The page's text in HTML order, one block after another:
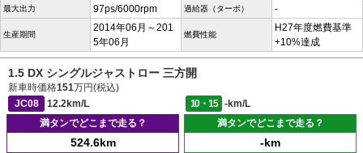
最大出力 97ps/6000rpm 過給器（ターボ） -
生産期間
2014年06月～201
5年06月
燃費性能
H27年度燃費基準
+10%達成
1.5 DX シングルジャストロー 三方開
新車時価格151万円(税込)
JC08
12.2km/L 10・15
-km/L
満タンでどこまで走る？
524.6km
満タンでどこまで走る？
-km